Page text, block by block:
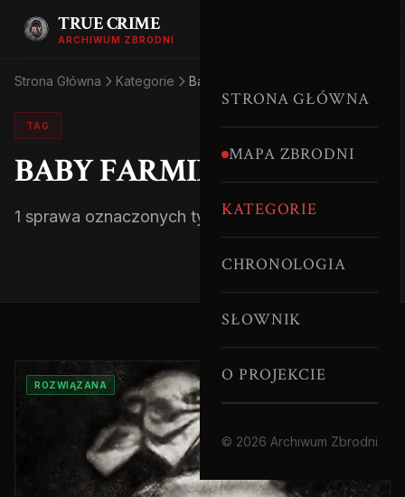
TRUE CRIME
ARCHIWUM ZBRODNI
STRONA GŁÓWNA
MAPA ZBRODNI
KATEGORIE
CHRONOLOGIA
SŁOWNIK
O PROJEKCIE
© 2026 Archiwum Zbrodni
Strona Główna Kategorie Baby Farming
TAG
BABY FARMING
1 sprawa oznaczonych tym tagiem.
ROZWIĄZANA SERYJNI MORDERCY